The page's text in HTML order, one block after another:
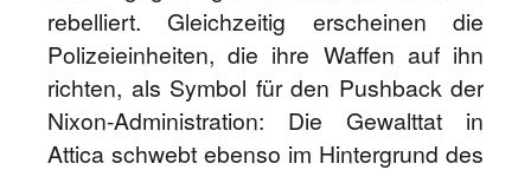
rebelliert. Gleichzeitig erscheinen die
Polizeieinheiten, die ihre Waffen auf ihn
richten, als Symbol für den Pushback der
Nixon-Administration: Die Gewalttat in
Attica schwebt ebenso im Hintergrund des